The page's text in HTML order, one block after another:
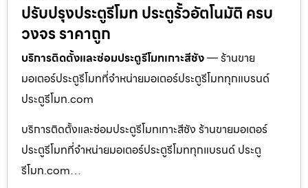
ปรับปรุงประตูรีโมท ประตูรั้วอัตโนมัติ ครบ
วงจร ราคาถูก
บริการติดตั้งและซ่อมประตูรีโมทเกาะสีชัง— ร้านขาย
มอเตอร์ประตูรีโมทที่จำหน่ายมอเตอร์ประตูรีโมททุกแบรนด์
ประตูรีโมท.com
บริการติดตั้งและซ่อมประตูรีโมทเกาะสีชัง ร้านขายมอเตอร์
ประตูรีโมทที่จำหน่ายมอเตอร์ประตูรีโมททุกแบรนด์ ประตู
รีโมท.com…